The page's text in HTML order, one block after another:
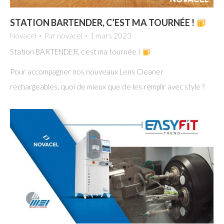
STATION BARTENDER, C’EST MA TOURNÉE !
Novacel Par novacel
1 mars 2023
Station BARTENDER, c’est ma tournée !
Pour accompagner nos nouveaux Lens Cleaner
rechargeables, quoi de mieux que de les remplir avec style ?